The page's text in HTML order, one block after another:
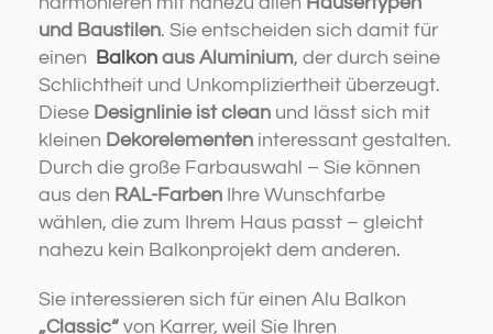
und Baustilen. Sie entscheiden sich damit für
einen
Balkon aus Aluminium, der durch seine
Schlichtheit und Unkompliziertheit überzeugt.
Diese Designlinie ist clean und lässt sich mit
kleinen Dekorelementen interessant gestalten.
Durch die große Farbauswahl – Sie können
aus den RAL-Farben Ihre Wunschfarbe
wählen, die zum Ihrem Haus passt – gleicht
nahezu kein Balkonprojekt dem anderen.
Sie interessieren sich für einen Alu Balkon
„Classic“ von Karrer, weil Sie Ihren